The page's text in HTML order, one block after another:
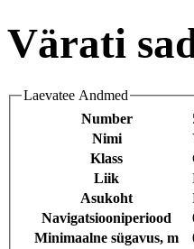
Värati
Laevatee Andmed
Number
Nimi
Klass
Liik
Asukoht
Navigatsiooniperiood
Minimaalne sügavus, m